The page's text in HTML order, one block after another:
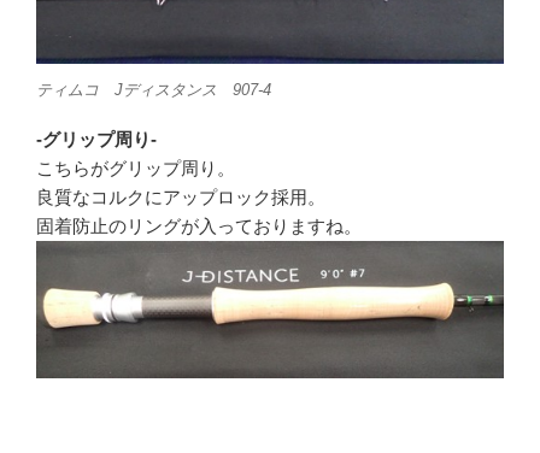
ティムコ Jディスタンス 907-4
-グリップ周り-
こちらがグリップ周り。
良質なコルクにアップロック採用。
固着防止のリングが入っておりますね。